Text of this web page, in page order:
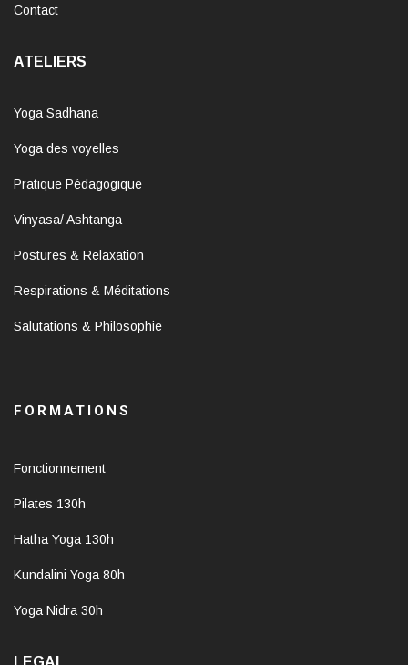
Contact
ATELIERS
Yoga Sadhana
Yoga des voyelles
Pratique Pédagogique
Vinyasa/ Ashtanga
Postures & Relaxation
Respirations & Méditations
Salutations & Philosophie
FORMATIONS
Fonctionnement
Pilates 130h
Hatha Yoga 130h
Kundalini Yoga 80h
Yoga Nidra 30h
LEGAL